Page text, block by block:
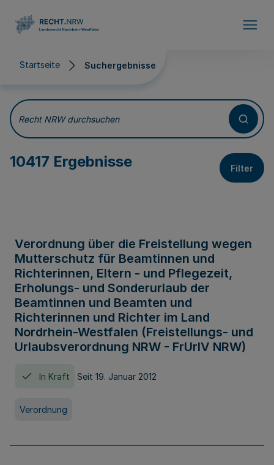
Startseite Suchergebnisse
Suchergebnisse
Recht NRW durchsuchen
10417 Ergebnisse Filter
Verordnung über die Freistellung wegen
Mutterschutz für Beamtinnen und
Richterinnen, Eltern - und Pflegezeit,
Erholungs- und Sonderurlaub der
Beamtinnen und Beamten und
Richterinnen und Richter im Land
Nordrhein-Westfalen (Freistellungs- und
Urlaubsverordnung NRW - FrUrlV NRW)
In Kraft Seit 19. Januar 2012
Verordnung